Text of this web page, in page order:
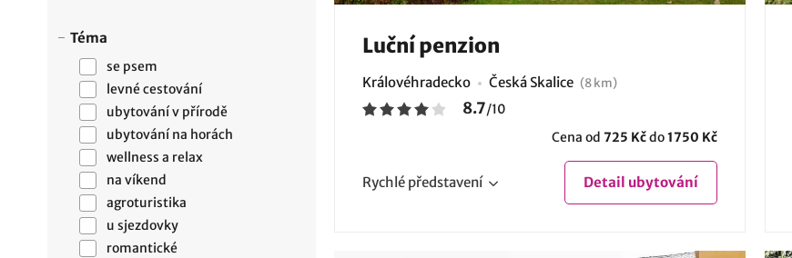
Téma
se psem
levné cestování
ubytování v přírodě
ubytování na horách
wellness a relax
na víkend
agroturistika
u sjezdovky
romantické
Luční penzion
Královéhradecko Česká Skalice (8 km)
8.7/10
Cena od 725 Kčdo1750 Kč
Rychlé představení Detail ubytování